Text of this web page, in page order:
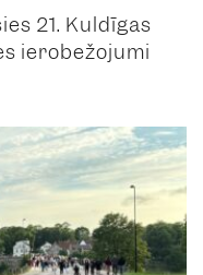
21. Kuldīgas
ierobežojumi